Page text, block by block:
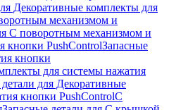
Декоративные комплекты для
механизмом и
С поворотным механизмом и
кнопки PushControlЗапасные
кнопки
для системы нажатия
для Декоративные
кнопки PushControlС